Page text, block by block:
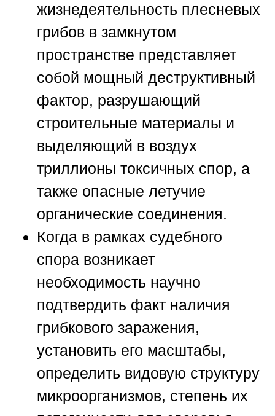
жизнедеятельность плесневых
грибов в замкнутом
пространстве представляет
собой мощный деструктивный
фактор, разрушающий
строительные материалы и
выделяющий в воздух
триллионы токсичных спор, а
также опасные летучие
органические соединения.
Когда в рамках судебного
спора возникает
необходимость научно
подтвердить факт наличия
грибкового заражения,
установить его масштабы,
определить видовую структуру
микроорганизмов, степень их